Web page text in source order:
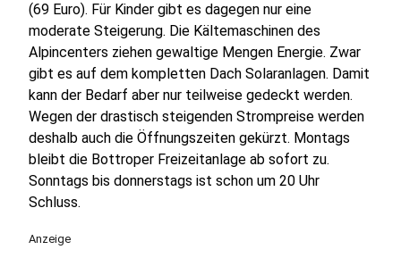
(69 Euro). Für Kinder gibt es dagegen nur eine
moderate Steigerung. Die Kältemaschinen des
Alpincenters ziehen gewaltige Mengen Energie. Zwar
gibt es auf dem kompletten Dach Solaranlagen. Damit
kann der Bedarf aber nur teilweise gedeckt werden.
Wegen der drastisch steigenden Strompreise werden
deshalb auch die Öffnungszeiten gekürzt. Montags
bleibt die Bottroper Freizeitanlage ab sofort zu.
Sonntags bis donnerstags ist schon um 20 Uhr
Schluss.
Anzeige